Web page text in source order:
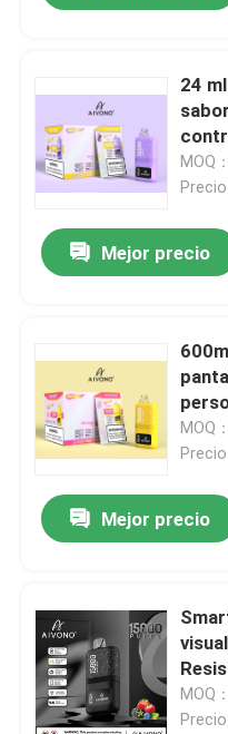
24
MOQ
Mejor precio
MOQ
Mejor precio
MOQ